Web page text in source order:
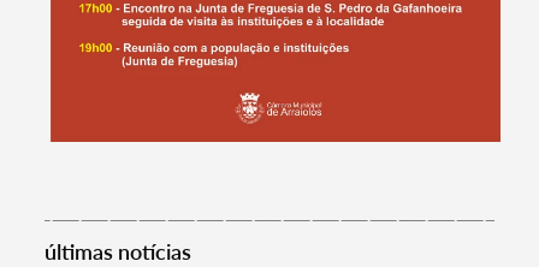
Termo de Pesquisa
últimas notícias